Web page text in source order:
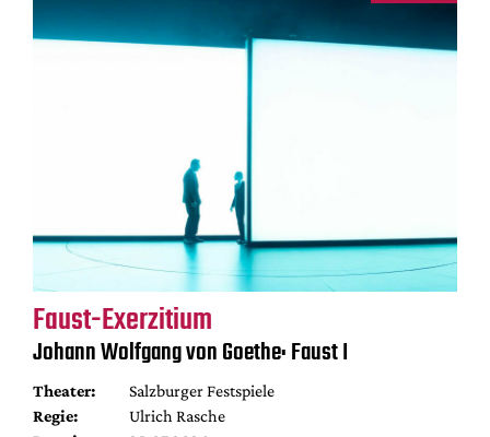
Faust-Exerzitium
Johann Wolfgang von Goethe: Faust I
Theater:
Salzburger Festspiele
Regie:
Ulrich Rasche